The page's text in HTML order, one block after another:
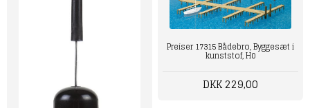
Preiser 17315 Bådebro, Byggesæt i
kunststof, H0
DKK 229,00